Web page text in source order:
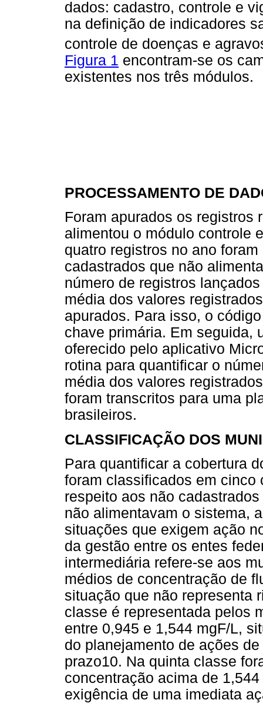
dados: cadastro, controle e
na definição de indicadores
controle de doenças e
Figura 1 encontram-se os
existentes nos três módulos.
PROCESSAMENTO DE
Foram apurados os registros
alimentou o módulo controle
quatro registros no ano
cadastrados que não
número de registros
média dos valores
apurados. Para isso, o
chave primária. Em seguida,
oferecido pelo aplicativo
rotina para quantificar o
média dos valores
foram transcritos para uma
brasileiros.
CLASSIFICAÇÃO DOS
Para quantificar a cobertura
foram classificados em cinco
respeito aos não
não alimentavam o sistema,
situações que exigem ação
da gestão entre os entes
intermediária refere-se aos
médios de concentração de
situação que não representa
classe é representada pelos
entre 0,945 e 1,544 mgF/L,
do planejamento de ações
prazo10. Na quinta classe
concentração acima de
exigência de uma imediata